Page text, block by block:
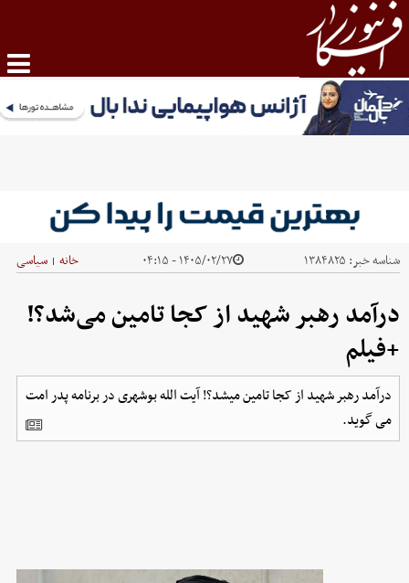
شناسه خبر: ۱۳۸۴۸۲۵ ۱۴۰۵/۰۲/۲۷ - ۰۴:۱۵ خانه | سیاسی
درآمد رهبر شهید از کجا تامین می‌شد؟!
+فیلم
درآمد رهبر شهید از کجا تامین میشد؟! آیت الله بوشهری در برنامه پدر امت
می گوید.